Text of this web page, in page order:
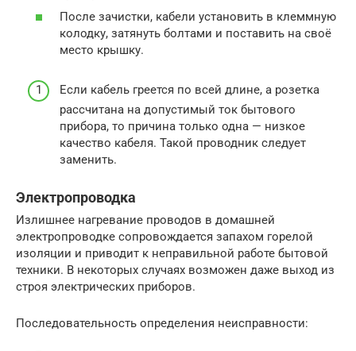
После зачистки, кабели установить в клеммную
колодку, затянуть болтами и поставить на своё
место крышку.
Если кабель греется по всей длине, а розетка
рассчитана на допустимый ток бытового
прибора, то причина только одна — низкое
качество кабеля. Такой проводник следует
заменить.
Электропроводка
Излишнее нагревание проводов в домашней
электропроводке сопровождается запахом горелой
изоляции и приводит к неправильной работе бытовой
техники. В некоторых случаях возможен даже выход из
строя электрических приборов.
Последовательность определения неисправности: